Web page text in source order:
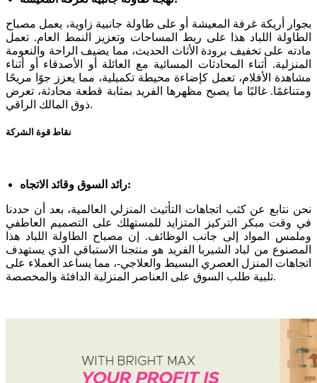
بجوار أريكة غرفة المعيشة أو على طاولة جانبية زاوية، يعمل مصباح
الطاولة اللباد هذا على ربط المساحات وتعزيز النمط العام. تعمل
مادته على تخفيف برودة الأثاث الحديث، مما يضيف الراحة والنعومة
المنزلية. أثناء المحادثات المسائية مع العائلة أو الأصدقاء أو أثناء
مشاهدة الأفلام، تعمل كإضاءة محيطة تكميلية، مما يعزز جوًا مريحًا
ومتناغمًا. غالبًا ما يصبح مظهرها الفريد بمثابة قطعة محادثة، تعرض
ذوق المالك الراقي.
نقاط قوة الشركة
رائد السوق وقائد الاتجاه:
نحن نتابع عن كثب اتجاهات التأثيث المنزلي العالمية، بعد أن حددنا
في وقت مبكر التركيز المتزايد للمستهلك على التصميم العاطفي
وملمس المواد إلى جانب الوظائف. إن مصباح الطاولة اللباد هذا
المصنوع من لباد الشيربا الفريد هو منتجنا الاستباقي الذي يستهدف
اتجاهات المنزل العصري البسيط والعلاجي-، مما يساعد العملاء على
تلبية طلب السوق على العناصر المنزلية الدافئة والمخصصة.